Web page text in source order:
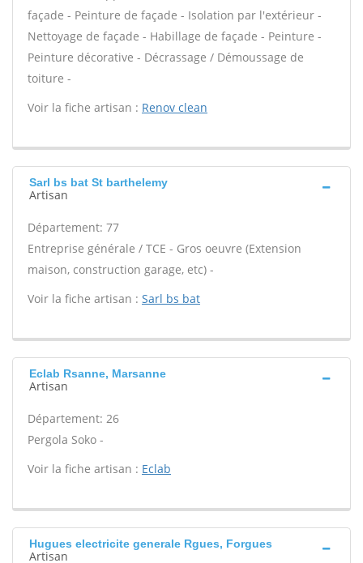
façade - Peinture de façade - Isolation par l'extérieur -
Nettoyage de façade - Habillage de façade - Peinture -
Peinture décorative - Décrassage / Démoussage de
toiture -
Voir la fiche artisan : Renov clean
Sarl bs bat St barthelemy
Artisan
Département: 77
Entreprise générale / TCE - Gros oeuvre (Extension
maison, construction garage, etc) -
Voir la fiche artisan : Sarl bs bat
Eclab Rsanne, Marsanne
Artisan
Département: 26
Pergola Soko -
Voir la fiche artisan : Eclab
Hugues electricite generale Rgues, Forgues
Artisan